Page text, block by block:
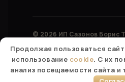
© 2026 ИП Сазонов Борис
ОГРНИП 323028000174827
Россия · Казахстан ·
Продолжая пользоваться
использование cookie. С их
анализ посещаемости сайта и